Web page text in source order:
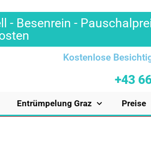
- Besenrein -
Kostenlose
+43
Entrümpelung Graz Preise